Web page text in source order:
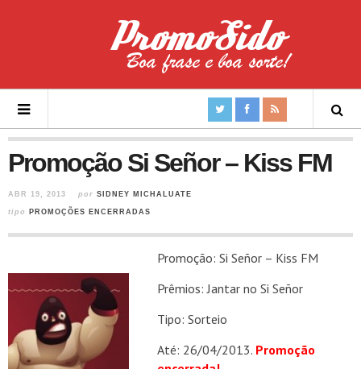
Promoção Si Señor – Kiss FM
ABR 19, 2013 por SIDNEY MICHALUATE
tipo PROMOÇÕES ENCERRADAS
Promoção: Si Señor – Kiss FM
Prêmios: Jantar no Si Señor
Tipo: Sorteio
Até: 26/04/2013. Promoção